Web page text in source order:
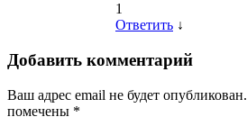
1
Ответить ↓
Добавить комментарий
Ваш адрес email не будет опубликован.
помечены *